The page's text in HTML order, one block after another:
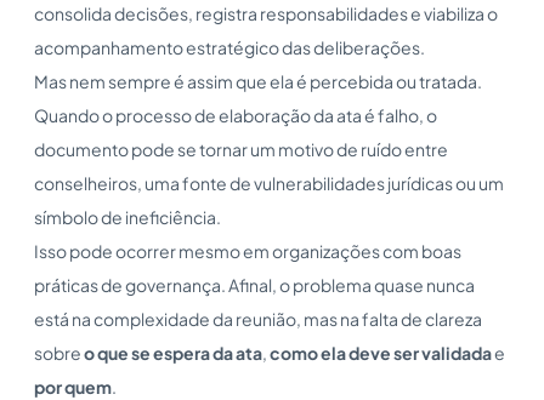
consolida decisões, registra responsabilidades e viabiliza o
acompanhamento estratégico das deliberações.
Mas nem sempre é assim que ela é percebida ou tratada.
Quando o processo de elaboração da ata é falho, o
documento pode se tornar um motivo de ruído entre
conselheiros, uma fonte de vulnerabilidades jurídicas ou um
símbolo de ineficiência.
Isso pode ocorrer mesmo em organizações com boas
práticas de governança. Afinal, o problema quase nunca
está na complexidade da reunião, mas na falta de clareza
sobreo que se espera da ata,como ela deve ser validadae
por quem.